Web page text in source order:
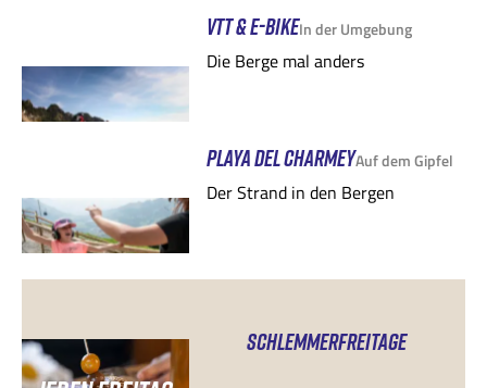
VTT & E-BIKEIn der Umgebung
Die Berge mal anders
PLAYA DEL CHARMEYAuf dem Gipfel
Der Strand in den Bergen
SCHLEMMERFREITAGE